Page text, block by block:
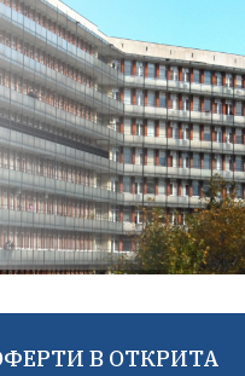
В ОТКРИТА